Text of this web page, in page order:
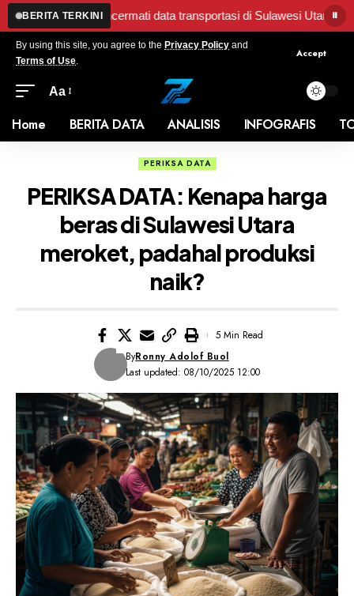
BERITA TERKINI
Mencermati data transportasi di Sulawesi Utara pada Agustus
⏸
By using this site, you agree to the Privacy Policy and
Terms of Use.
Accept
Aa
Home BERITA DATA ANALISIS INFOGRAFIS
PERIKSA DATA
PERIKSA DATA: Kenapa harga
beras di Sulawesi Utara
meroket, padahal produksi
naik?
Last updated: 08/10/2025 12:00
ByRonny Adolof Buol
5 Min Read